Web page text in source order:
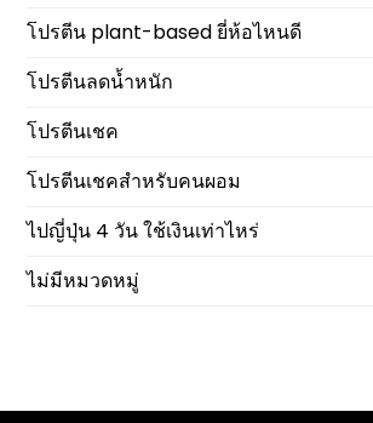
โปรตีน plant-based ยี่ห้อไหนดี
โปรตีนลดน้ำหนัก
โปรตีนเชค
โปรตีนเชคสำหรับคนผอม
ไปญี่ปุ่น 4 วัน ใช้เงินเท่าไหร่
ไม่มีหมวดหมู่